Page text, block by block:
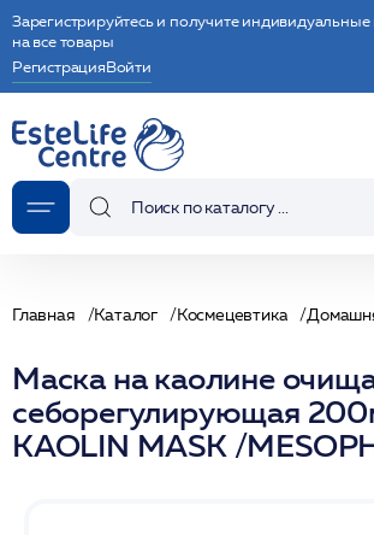
Зарегистрируйтесь и получите
на все товары
РегистрацияВойти
Главная Каталог Космецевтика
Маска на каолине
себорегулирующая
KAOLIN MASK /